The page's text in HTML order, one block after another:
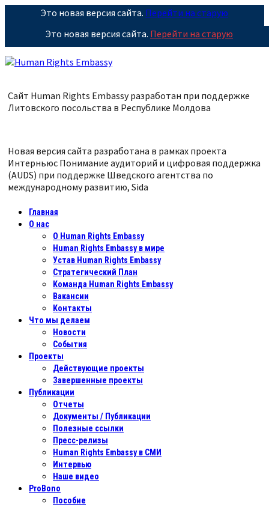
Это новая версия сайта. Перейти на старую
Это новая версия сайта. Перейти на старую
Сайт Human Rights Embassy разработан при поддержке
Литовского посольства в Республике Молдова
Новая версия сайта разработана в рамках проекта
Интерньюс Понимание аудиторий и цифровая поддержка
(AUDS) при поддержке Шведского агентства по
международному развитию, Sida
Главная
О нас
О Human Rights Embassy
Human Rights Embassy в мире
Устав Human Rights Embassy
Стратегический План
Команда Human Rights Embassy
Вакансии
Контакты
Что мы делаем
Новости
События
Проекты
Действующие проекты
Завершенные проекты
Публикации
Отчеты
Документы / Публикации
Полезные ссылки
Пресс-релизы
Human Rights Embassy в СМИ
Интервью
Наше видео
ProBono
Пособие